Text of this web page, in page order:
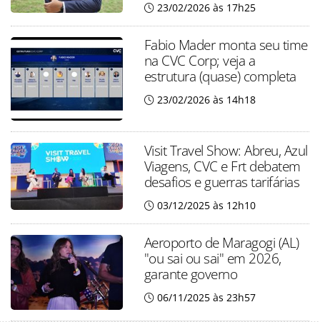
23/02/2026 às 17h25
Fabio Mader monta seu time
na CVC Corp; veja a
estrutura (quase) completa
23/02/2026 às 14h18
Visit Travel Show: Abreu, Azul
Viagens, CVC e Frt debatem
desafios e guerras tarifárias
03/12/2025 às 12h10
Aeroporto de Maragogi (AL)
"ou sai ou sai" em 2026,
garante governo
06/11/2025 às 23h57